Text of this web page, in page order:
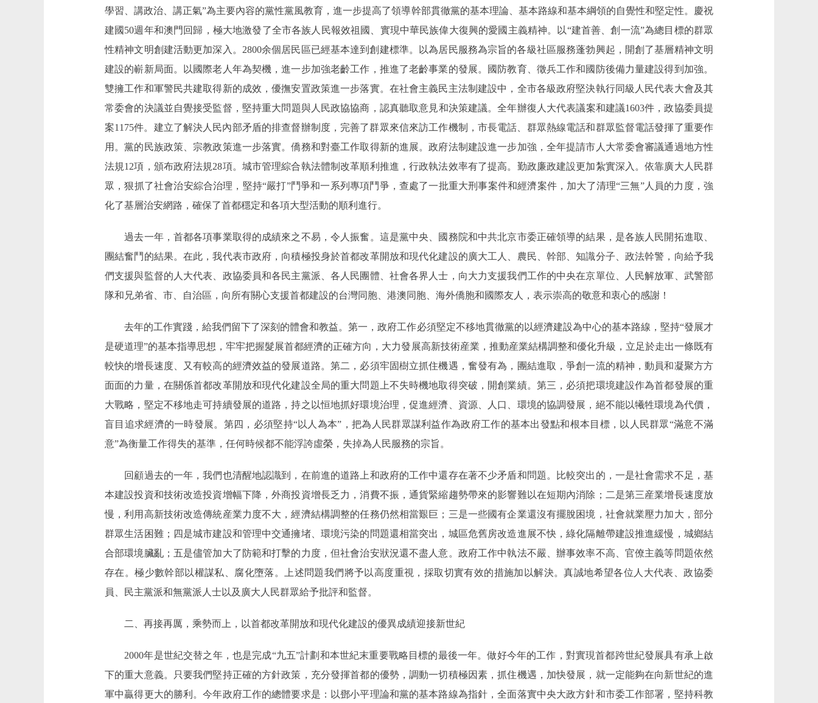
學習、講政治、講正氣”為主要內容的黨性黨風教育，進一步提高了領導幹部貫徹黨的基本理論、基本路線和基本綱領的自覺性和堅定性。慶祝
建國50週年和澳門回歸，極大地激發了全市各族人民報效祖國、實現中華民族偉大復興的愛國主義精神。以“建首善、創一流”為總目標的群眾
性精神文明創建活動更加深入。2800余個居民區已經基本達到創建標準。以為居民服務為宗旨的各級社區服務蓬勃興起，開創了基層精神文明
建設的嶄新局面。以國際老人年為契機，進一步加強老齡工作，推進了老齡事業的發展。國防教育、徵兵工作和國防後備力量建設得到加強。
雙擁工作和軍警民共建取得新的成效，優撫安置政策進一步落實。在社會主義民主法制建設中，全市各級政府堅決執行同級人民代表大會及其
常委會的決議並自覺接受監督，堅持重大問題與人民政協協商，認真聽取意見和決策建議。全年辦復人大代表議案和建議1603件，政協委員提
案1175件。建立了解決人民內部矛盾的排查督辦制度，完善了群眾來信來訪工作機制，市長電話、群眾熱線電話和群眾監督電話發揮了重要作
用。黨的民族政策、宗教政策進一步落實。僑務和對臺工作取得新的進展。政府法制建設進一步加強，全年提請市人大常委會審議通過地方性
法規12項，頒布政府法規28項。城市管理綜合執法體制改革順利推進，行政執法效率有了提高。勤政廉政建設更加紮實深入。依靠廣大人民群
眾，狠抓了社會治安綜合治理，堅持“嚴打”鬥爭和一系列專項鬥爭，查處了一批重大刑事案件和經濟案件，加大了清理“三無”人員的力度，強
化了基層治安網路，確保了首都穩定和各項大型活動的順利進行。
過去一年，首都各項事業取得的成績來之不易，令人振奮。這是黨中央、國務院和中共北京市委正確領導的結果，是各族人民開拓進取、
團結奮鬥的結果。在此，我代表市政府，向積極投身於首都改革開放和現代化建設的廣大工人、農民、幹部、知識分子、政法幹警，向給予我
們支援與監督的人大代表、政協委員和各民主黨派、各人民團體、社會各界人士，向大力支援我們工作的中央在京單位、人民解放軍、武警部
隊和兄弟省、市、自治區，向所有關心支援首都建設的台灣同胞、港澳同胞、海外僑胞和國際友人，表示崇高的敬意和衷心的感謝！
去年的工作實踐，給我們留下了深刻的體會和教益。第一，政府工作必須堅定不移地貫徹黨的以經濟建設為中心的基本路線，堅持“發展才
是硬道理”的基本指導思想，牢牢把握髮展首都經濟的正確方向，大力發展高新技術産業，推動産業結構調整和優化升級，立足於走出一條既有
較快的增長速度、又有較高的經濟效益的發展道路。第二，必須牢固樹立抓住機遇，奮發有為，團結進取，爭創一流的精神，動員和凝聚方方
面面的力量，在關係首都改革開放和現代化建設全局的重大問題上不失時機地取得突破，開創業績。第三，必須把環境建設作為首都發展的重
大戰略，堅定不移地走可持續發展的道路，持之以恒地抓好環境治理，促進經濟、資源、人口、環境的協調發展，絕不能以犧牲環境為代價，
盲目追求經濟的一時發展。第四，必須堅持“以人為本”，把為人民群眾謀利益作為政府工作的基本出發點和根本目標，以人民群眾“滿意不滿
意”為衡量工作得失的基準，任何時候都不能浮誇虛榮，失掉為人民服務的宗旨。
回顧過去的一年，我們也清醒地認識到，在前進的道路上和政府的工作中還存在著不少矛盾和問題。比較突出的，一是社會需求不足，基
本建設投資和技術改造投資增幅下降，外商投資增長乏力，消費不振，通貨緊縮趨勢帶來的影響難以在短期內消除；二是第三産業增長速度放
慢，利用高新技術改造傳統産業力度不大，經濟結構調整的任務仍然相當艱巨；三是一些國有企業還沒有擺脫困境，社會就業壓力加大，部分
群眾生活困難；四是城市建設和管理中交通擁堵、環境污染的問題還相當突出，城區危舊房改造進展不快，綠化隔離帶建設推進緩慢，城鄉結
合部環境臟亂；五是儘管加大了防範和打擊的力度，但社會治安狀況還不盡人意。政府工作中執法不嚴、辦事效率不高、官僚主義等問題依然
存在。極少數幹部以權謀私、腐化墮落。上述問題我們將予以高度重視，採取切實有效的措施加以解決。真誠地希望各位人大代表、政協委
員、民主黨派和無黨派人士以及廣大人民群眾給予批評和監督。
二、再接再厲，乘勢而上，以首都改革開放和現代化建設的優異成績迎接新世紀
2000年是世紀交替之年，也是完成“九五”計劃和本世紀末重要戰略目標的最後一年。做好今年的工作，對實現首都跨世紀發展具有承上啟
下的重大意義。只要我們堅持正確的方針政策，充分發揮首都的優勢，調動一切積極因素，抓住機遇，加快發展，就一定能夠在向新世紀的進
軍中贏得更大的勝利。今年政府工作的總體要求是：以鄧小平理論和黨的基本路線為指針，全面落實中央大政方針和市委工作部署，堅持科教